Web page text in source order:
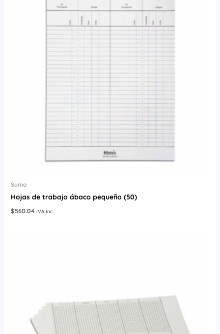
Suma
Hojas de trabajo ábaco pequeño (50)
$560.04 IVA Inc.